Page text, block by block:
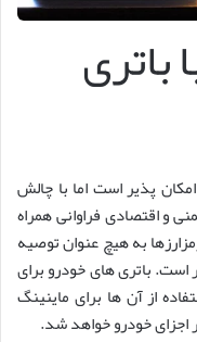
باتری
پذیر است اما با چالش
و اقتصادی فراوانی همراه
به هیچ عنوان توصیه
است. باتری های خودرو برای
از آن ها برای ماینینگ
خودرو خواهد شد.